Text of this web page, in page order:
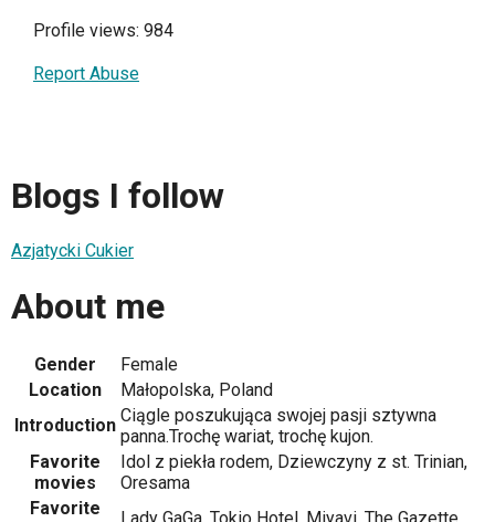
Profile views: 984
Report Abuse
Blogs I follow
Azjatycki Cukier
About me
Gender
Female
Location
Małopolska, Poland
Introduction Ciągle poszukująca swojej pasji sztywna
panna.Trochę wariat, trochę kujon.
Favorite
movies
Idol z piekła rodem, Dziewczyny z st. Trinian,
Oresama
Favorite